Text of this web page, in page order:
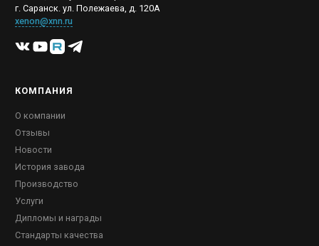
КОМПАНИЯ
О компании
Отзывы
Новости
История завода
Производство
Услуги
Дипломы и награды
Стандарты качества
г. Саранск. ул. Полежаева, д. 120А
xenon@xnn.ru